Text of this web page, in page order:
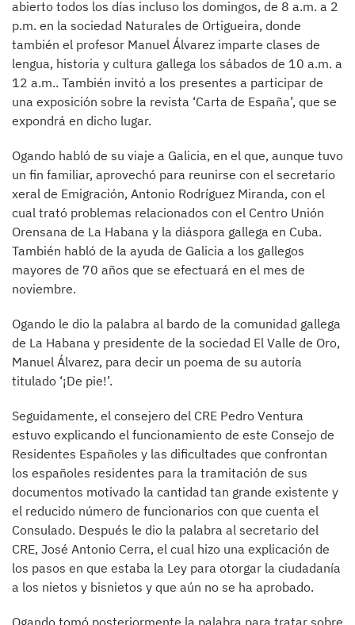
abierto todos los días incluso los domingos, de 8 a.m. a 2
p.m. en la sociedad Naturales de Ortigueira, donde
también el profesor Manuel Álvarez imparte clases de
lengua, historia y cultura gallega los sábados de 10 a.m. a
12 a.m.. También invitó a los presentes a participar de
una exposición sobre la revista ‘Carta de España’, que se
expondrá en dicho lugar.
Ogando habló de su viaje a Galicia, en el que, aunque tuvo
un fin familiar, aprovechó para reunirse con el secretario
xeral de Emigración, Antonio Rodríguez Miranda, con el
cual trató problemas relacionados con el Centro Unión
Orensana de La Habana y la diáspora gallega en Cuba.
También habló de la ayuda de Galicia a los gallegos
mayores de 70 años que se efectuará en el mes de
noviembre.
Ogando le dio la palabra al bardo de la comunidad gallega
de La Habana y presidente de la sociedad El Valle de Oro,
Manuel Álvarez, para decir un poema de su autoría
titulado ‘¡De pie!’.
Seguidamente, el consejero del CRE Pedro Ventura
estuvo explicando el funcionamiento de este Consejo de
Residentes Españoles y las dificultades que confrontan
los españoles residentes para la tramitación de sus
documentos motivado la cantidad tan grande existente y
el reducido número de funcionarios con que cuenta el
Consulado. Después le dio la palabra al secretario del
CRE, José Antonio Cerra, el cual hizo una explicación de
los pasos en que estaba la Ley para otorgar la ciudadanía
a los nietos y bisnietos y que aún no se ha aprobado.
Ogando tomó posteriormente la palabra para tratar sobre